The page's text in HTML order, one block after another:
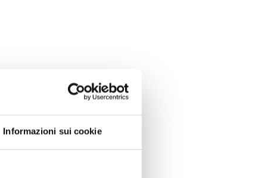
Informazioni sui cookie